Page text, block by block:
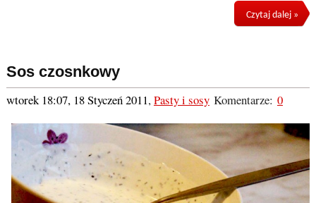
Czytaj dalej »
Sos czosnkowy
wtorek 18:07, 18 Styczeń 2011,Pasty i sosyKomentarze: 0